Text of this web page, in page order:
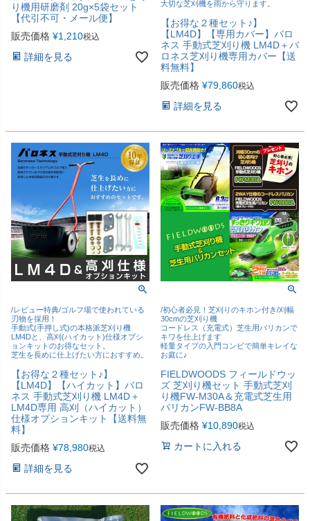
り機用研磨剤 20g×5袋セット
【代引不可・メール便】
販売価格 ¥1,210税込
詳細を見る
大切な芝刈機を雨から守ります。
【お得な２種セット♪】
【LM4D】【専用カバー】バロ
ネス 手動式芝刈り機 LM4D＋バ
ロネス芝刈り機専用カバー【送
料無料】
販売価格 ¥79,860税込
詳細を見る
/レビュー特典/ゴルフ場で使われている
刃物を採用！
手動式(手押し式)の本格派芝刈り機
LM4Dと、高刈(ハイカット)仕様オプシ
ョンキットのお得なセット。
芝生を長めに仕上げたい方におすすめ。
【お得な２種セット♪】
【LM4D】【ハイカット】バロ
ネス 手動式芝刈り機 LM4D＋
LM4D専用 高刈（ハイカット）
仕様オプションキット【送料無
料】
販売価格 ¥78,980税込
詳細を見る
/初心者必見！芝刈りのキホン付き/刈幅
30cmの芝刈り機
コードレス（充電式）芝生用バリカンで
キワを仕上げます
軽量タイプの入門コンビで簡単キレイな
お庭に♪
FIELDWOODS フィールドウッ
ズ 芝刈り機セット 手動式芝刈
り機FW-M30A＆充電式芝生用
バリカンFW-BB8A
販売価格 ¥10,890税込
カートに入れる